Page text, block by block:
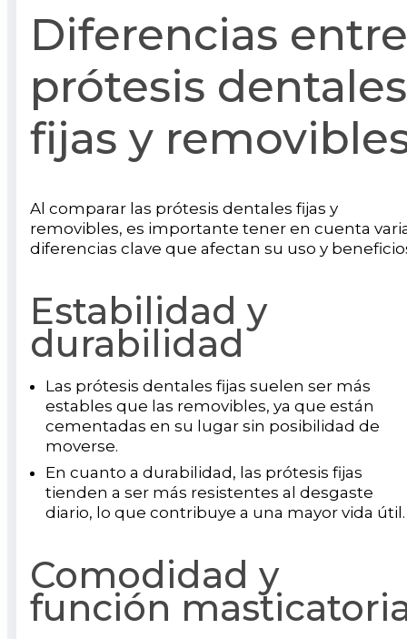
Diferencias entre
prótesis dentales
fijas y
Al comparar las prótesis dentales fijas y
removibles, es importante tener en cuenta
diferencias clave que afectan su uso y
Estabilidad y
durabilidad
Las prótesis dentales fijas suelen ser más
estables que las removibles, ya que están
cementadas en su lugar sin posibilidad de
moverse.
En cuanto a durabilidad, las prótesis fijas
tienden a ser más resistentes al desgaste
diario, lo que contribuye a una mayor vida útil.
Comodidad y
función